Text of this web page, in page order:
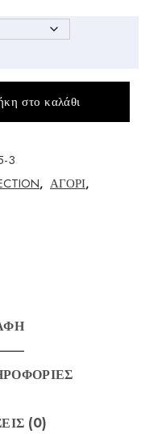
στο καλάθι
3
, ΑΓΟΡΙ,
(0)